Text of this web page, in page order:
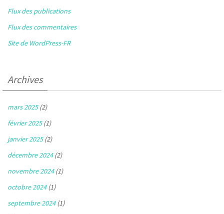
Flux des publications
Flux des commentaires
Site de WordPress-FR
Archives
mars 2025(2)
février 2025(1)
janvier 2025(2)
décembre 2024(2)
novembre 2024(1)
octobre 2024(1)
septembre 2024(1)